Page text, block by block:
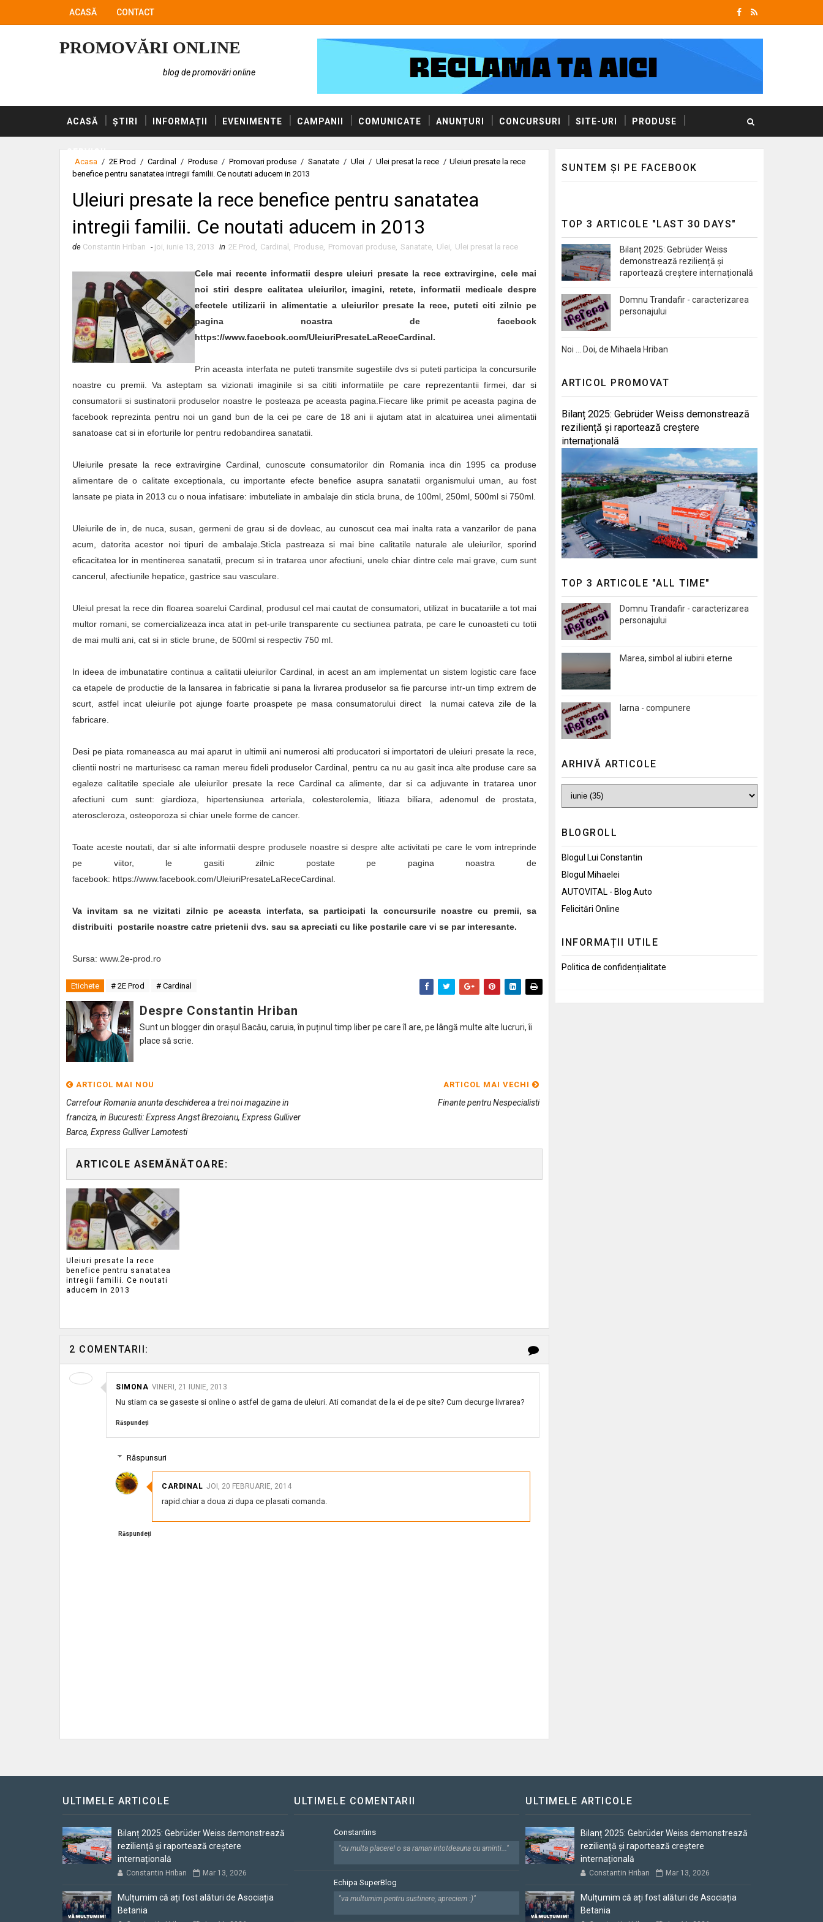
ACASĂ CONTACT
PROMOVĂRI ONLINE
blog de promovări online
ACASĂ ȘTIRI INFORMAȚII EVENIMENTE CAMPANII COMUNICATE ANUNȚURI CONCURSURI SITE-URI PRODUSE
SERVICII
Acasa / 2E Prod / Cardinal / Produse / Promovari produse / Sanatate / Ulei / Ulei presat la rece / Uleiuri presate la rece
benefice pentru sanatatea intregii familii. Ce noutati aducem in 2013
Uleiuri presate la rece benefice pentru sanatatea
intregii familii. Ce noutati aducem in 2013
de Constantin Hriban - joi, iunie 13, 2013 in 2E Prod , Cardinal , Produse, Promovari produse, Sanatate, Ulei, Ulei presat la rece
Cele mai recente informatii despre uleiuri presate la rece extravirgine, cele mai
noi stiri despre calitatea uleiurilor, imagini, retete, informatii medicale despre
efectele utilizarii in alimentatie a uleiurilor presate la rece, puteti citi zilnic pe
pagina noastra de facebook
https://www.facebook.com/UleiuriPresateLaReceCardinal.
Prin aceasta interfata ne puteti transmite sugestiile dvs si puteti participa la concursurile
noastre cu premii. Va asteptam sa vizionati imaginile si sa cititi informatiile pe care reprezentantii firmei, dar si
consumatorii si sustinatorii produselor noastre le posteaza pe aceasta pagina.Fiecare like primit pe aceasta pagina de
facebook reprezinta pentru noi un gand bun de la cei pe care de 18 ani ii ajutam atat in alcatuirea unei alimentatii
sanatoase cat si in eforturile lor pentru redobandirea sanatatii.
Uleiurile presate la rece extravirgine Cardinal, cunoscute consumatorilor din Romania inca din 1995 ca produse
alimentare de o calitate exceptionala, cu importante efecte benefice asupra sanatatii organismului uman, au fost
lansate pe piata in 2013 cu o noua infatisare: imbuteliate in ambalaje din sticla bruna, de 100ml, 250ml, 500ml si 750ml.
Uleiurile de in, de nuca, susan, germeni de grau si de dovleac, au cunoscut cea mai inalta rata a vanzarilor de pana
acum, datorita acestor noi tipuri de ambalaje.Sticla pastreaza si mai bine calitatile naturale ale uleiurilor, sporind
eficacitatea lor in mentinerea sanatatii, precum si in tratarea unor afectiuni, unele chiar dintre cele mai grave, cum sunt
cancerul, afectiunile hepatice, gastrice sau vasculare.
Uleiul presat la rece din floarea soarelui Cardinal, produsul cel mai cautat de consumatori, utilizat in bucatariile a tot mai
multor romani, se comercializeaza inca atat in pet-urile transparente cu sectiunea patrata, pe care le cunoasteti cu totii
de mai multi ani, cat si in sticle brune, de 500ml si respectiv 750 ml.
In ideea de imbunatatire continua a calitatii uleiurilor Cardinal, in acest an am implementat un sistem logistic care face
ca etapele de productie de la lansarea in fabricatie si pana la livrarea produselor sa fie parcurse intr-un timp extrem de
scurt, astfel incat uleiurile pot ajunge foarte proaspete pe masa consumatorului direct la numai cateva zile de la
fabricare.
Desi pe piata romaneasca au mai aparut in ultimii ani numerosi alti producatori si importatori de uleiuri presate la rece,
clientii nostri ne marturisesc ca raman mereu fideli produselor Cardinal, pentru ca nu au gasit inca alte produse care sa
egaleze calitatile speciale ale uleiurilor presate la rece Cardinal ca alimente, dar si ca adjuvante in tratarea unor
afectiuni cum sunt: giardioza, hipertensiunea arteriala, colesterolemia, litiaza biliara, adenomul de prostata,
ateroscleroza, osteoporoza si chiar unele forme de cancer.
Toate aceste noutati, dar si alte informatii despre produsele noastre si despre alte activitati pe care le vom intreprinde
pe viitor, le gasiti zilnic postate pe pagina noastra de
facebook: https://www.facebook.com/UleiuriPresateLaReceCardinal.
Va invitam sa ne vizitati zilnic pe aceasta interfata, sa participati la concursurile noastre cu premii, sa
distribuiti postarile noastre catre prietenii dvs. sau sa apreciati cu like postarile care vi se par interesante.
Sursa: www.2e-prod.ro
Etichete # 2E Prod # Cardinal
Despre Constantin Hriban
Sunt un blogger din orașul Bacău, caruia, în puținul timp liber pe care îl are, pe lângă multe alte lucruri, îi
place să scrie.
ARTICOL MAI NOU
Carrefour Romania anunta deschiderea a trei noi magazine in
franciza, in Bucuresti: Express Angst Brezoianu, Express Gulliver
Barca, Express Gulliver Lamotesti
ARTICOL MAI VECHI
Finante pentru Nespecialisti
ARTICOLE ASEMĂNĂTOARE:
Uleiuri presate la rece
benefice pentru sanatatea
intregii familii. Ce noutati
aducem in 2013
2 COMENTARII:
SIMONA VINERI, 21 IUNIE, 2013
Nu stiam ca se gaseste si online o astfel de gama de uleiuri. Ati comandat de la ei de pe site? Cum decurge livrarea?
Răspundeți
Răspunsuri
CARDINAL JOI, 20 FEBRUARIE, 2014
rapid.chiar a doua zi dupa ce plasati comanda.
Răspundeți
SUNTEM ȘI PE FACEBOOK
TOP 3 ARTICOLE "LAST 30 DAYS"
Bilanț 2025: Gebrüder Weiss
demonstrează reziliență și
raportează creștere internațională
Domnu Trandafir - caracterizarea
personajului
Noi … Doi, de Mihaela Hriban
ARTICOL PROMOVAT
Bilanț 2025: Gebrüder Weiss demonstrează
reziliență și raportează creștere
internațională
TOP 3 ARTICOLE "ALL TIME"
Domnu Trandafir - caracterizarea
personajului
Marea, simbol al iubirii eterne
Iarna - compunere
ARHIVĂ ARTICOLE
BLOGROLL
Blogul Lui Constantin
Blogul Mihaelei
AUTOVITAL - Blog Auto
Felicitări Online
INFORMAȚII UTILE
Politica de confidențialitate
ULTIMELE ARTICOLE
Bilanț 2025: Gebrüder Weiss demonstrează
reziliență și raportează creștere
internațională
Constantin Hriban Mar 13, 2026
Mulțumim că ați fost alături de Asociația
Betania
ULTIMELE COMENTARII
Constantins
"cu multa placere! o sa raman intotdeauna cu aminti..."
Echipa SuperBlog
"va multumim pentru sustinere, apreciem :)"
ULTIMELE ARTICOLE
Bilanț 2025: Gebrüder Weiss demonstrează
reziliență și raportează creștere
internațională
Constantin Hriban Mar 13, 2026
Mulțumim că ați fost alături de Asociația
Betania